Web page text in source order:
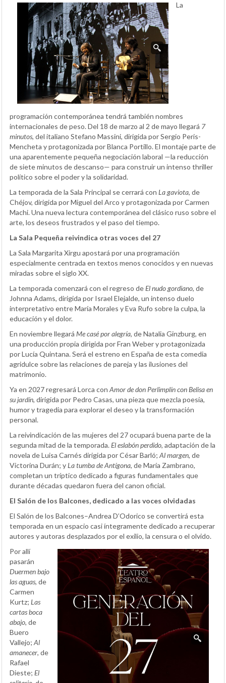
La
programación contemporánea tendrá también nombres
internacionales de peso. Del 18 de marzo al 2 de mayo llegará 7
minutos, del italiano Stefano Massini, dirigida por Sergio Peris-
Mencheta y protagonizada por Blanca Portillo. El montaje parte de
una aparentemente pequeña negociación laboral —la reducción
de siete minutos de descanso— para construir un intenso thriller
político sobre el poder y la solidaridad.
La temporada de la Sala Principal se cerrará con La gaviota, de
Chéjov, dirigida por Miguel del Arco y protagonizada por Carmen
Machi. Una nueva lectura contemporánea del clásico ruso sobre el
arte, los deseos frustrados y el paso del tiempo.
La Sala Pequeña reivindica otras voces del 27
La Sala Margarita Xirgu apostará por una programación
especialmente centrada en textos menos conocidos y en nuevas
miradas sobre el siglo XX.
La temporada comenzará con el regreso deEl nudo gordiano, de
Johnna Adams, dirigida por Israel Elejalde, un intenso duelo
interpretativo entre María Morales y Eva Rufo sobre la culpa, la
educación y el dolor.
En noviembre llegará Me casé por alegría, de Natalia Ginzburg, en
una producción propia dirigida por Fran Weber y protagonizada
por Lucía Quintana. Será el estreno en España de esta comedia
agridulce sobre las relaciones de pareja y las ilusiones del
matrimonio.
Ya en 2027 regresará Lorca con Amor de don Perlimplín con Belisa en
su jardín, dirigida por Pedro Casas, una pieza que mezcla poesía,
humor y tragedia para explorar el deseo y la transformación
personal.
La reivindicación de las mujeres del 27 ocupará buena parte de la
segunda mitad de la temporada.El eslabón perdido, adaptación de la
novela de Luisa Carnés dirigida por César Barló; Al margen, de
Victorina Durán; yLa tumba de Antígona, de María Zambrano,
completan un tríptico dedicado a figuras fundamentales que
durante décadas quedaron fuera del canon oficial.
El Salón de los Balcones, dedicado a las voces olvidadas
El Salón de los Balcones–Andrea D’Odorico se convertirá esta
temporada en un espacio casi íntegramente dedicado a recuperar
autores y autoras desplazados por el exilio, la censura o el olvido.
Por allí
pasarán
Duermen bajo
las aguas, de
Carmen
Kurtz; Las
cartas boca
abajo, de
Buero
Vallejo; Al
amanecer, de
Rafael
Dieste; El